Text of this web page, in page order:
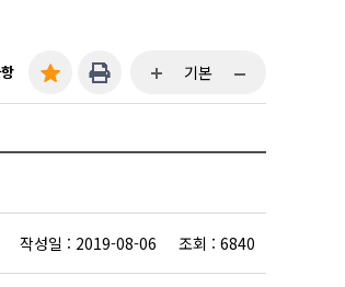
기본
작성일 : 2019-08-06 조회 : 6840